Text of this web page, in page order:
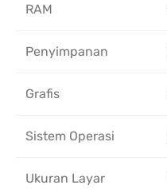
RAM
Penyimpanan
Grafis
Sistem Operasi
Ukuran Layar